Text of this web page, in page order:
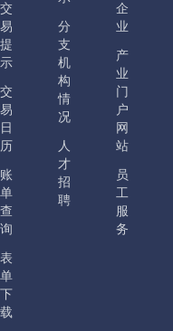
交
易
提
示
交
易
日
历
账
单
查
询
表
单
下
载
分
支
机
构
情
况
人
才
招
聘
企
业
产
业
门
户
网
站
员
工
服
务